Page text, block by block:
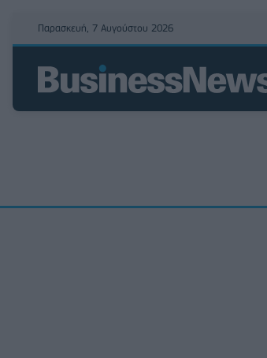
Παρασκευή, 7 Αυγούστου 2026